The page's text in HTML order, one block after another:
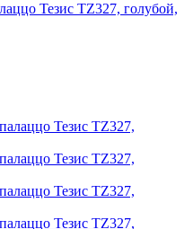
Тезис TZ327, голубой,